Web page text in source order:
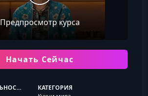
Предпросмотр курса
Начать Сейчас
ПРОДОЛЖИТЕЛЬНОСТЬ
КАТЕГОРИЯ